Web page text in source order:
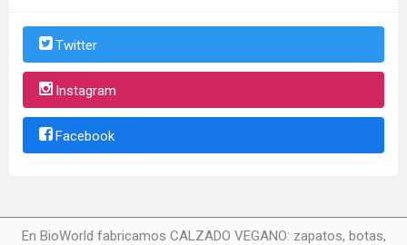
Twitter
Instagram
Facebook
En BioWorld fabricamos CALZADO VEGANO: zapatos, botas,